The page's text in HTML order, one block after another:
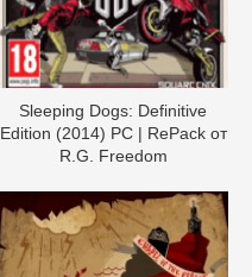
Sleeping Dogs: Definitive
Edition (2014) PC | RePack от
R.G. Freedom